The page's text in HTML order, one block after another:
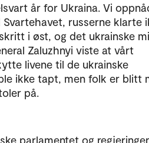
år for Ukraina. Vi
russerne klarte
i øst, og det ukrainske
Zaluzhnyi viste at vårt
livene til de ukrainske
ikke tapt, men folk er blitt
på.
parlamentet og